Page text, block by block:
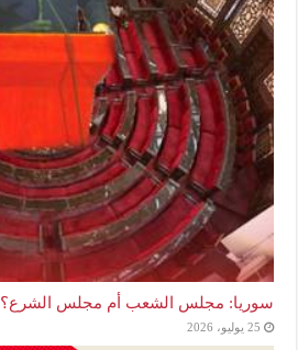
سوريا: مجلس الشعب أم مجلس الشرع؟
25 يوليو، 2026